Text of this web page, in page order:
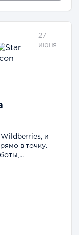
27
июня
Wildberries, и
в точку.